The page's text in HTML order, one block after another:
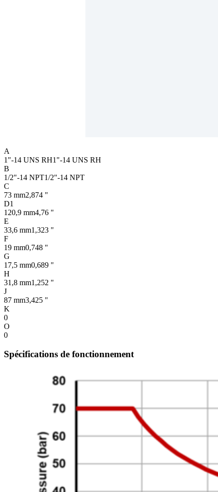
A
1"-14 UNS RH1"-14 UNS RH
B
1/2"-14 NPT1/2"-14 NPT
C
73 mm2,874 "
D1
120,9 mm4,76 "
E
33,6 mm1,323 "
F
19 mm0,748 "
G
17,5 mm0,689 "
H
31,8 mm1,252 "
J
87 mm3,425 "
K
0
O
0
Spécifications de fonctionnement